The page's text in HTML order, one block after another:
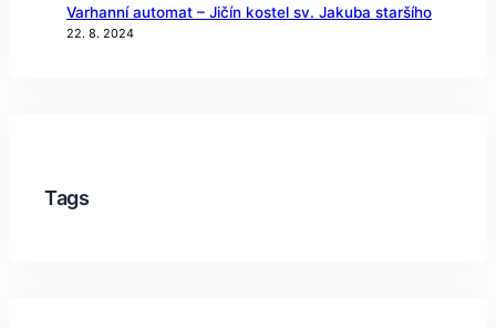
Varhanní automat – Jičín kostel sv. Jakuba staršího
22. 8. 2024
Tags